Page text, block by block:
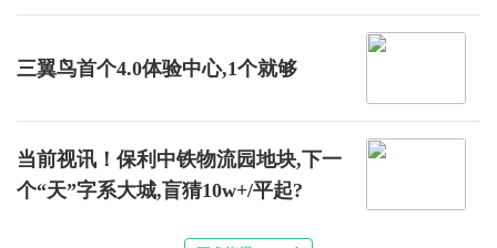
三翼鸟首个4.0体验中心,1个就够
当前视讯！保利中铁物流园地块,下一
个“天”字系大城,盲猜10w+/平起?